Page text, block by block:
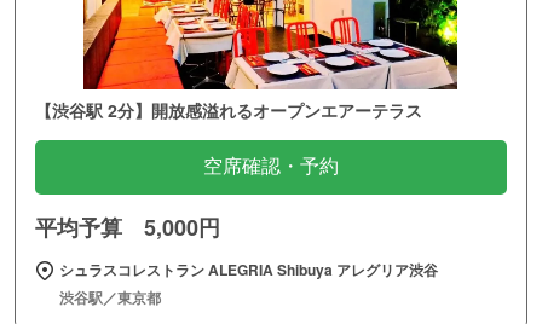
【渋谷駅 2分】開放感溢れるオープンエアーテラス
空席確認・予約
平均予算 5,000円
シュラスコレストラン ALEGRIA Shibuya アレグリア渋谷
渋谷駅／東京都